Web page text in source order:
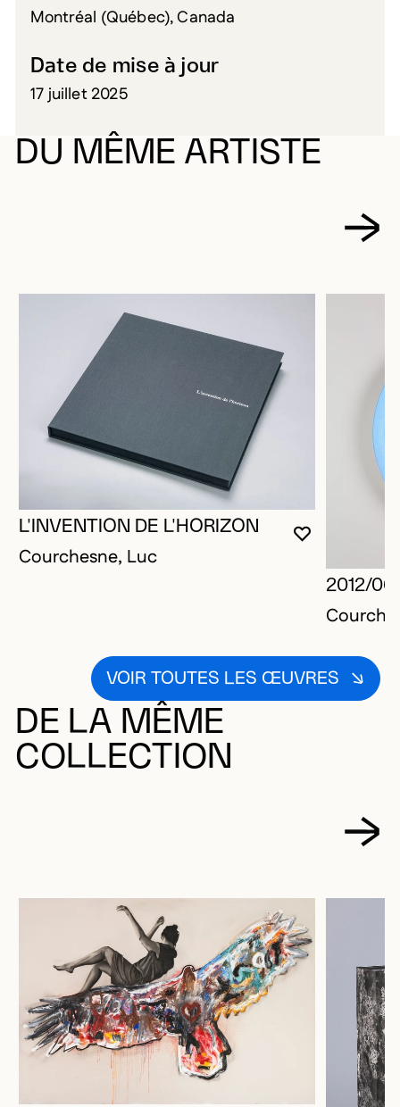
Montréal (Québec), Canada
Date de mise à jour
17 juillet 2025
DU MÊME ARTISTE
VOUS
FERMER
OUVRIR LA
L'INVENTION DE L'HORIZON
Courchesne, Luc
2012/
VOIR TOUTES LES ŒUVRES
DE LA MÊME
COLLECTION